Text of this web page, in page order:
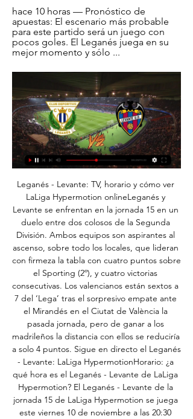
hace 10 horas — Pronóstico de
apuestas: El escenario más probable
para este partido será un juego con
pocos goles. El Leganés juega en su
mejor momento y sólo ...
Leganés - Levante: TV, horario y cómo ver
LaLiga Hypermotion onlineLeganés y
Levante se enfrentan en la jornada 15 en un
duelo entre dos colosos de la Segunda
División. Ambos equipos son aspirantes al
ascenso, sobre todo los locales, que lideran
con firmeza la tabla con cuatro puntos sobre
el Sporting (2º), y cuatro victorias
consecutivas. Los valencianos están sextos a
7 del ‘Lega’ tras el sorpresivo empate ante
el Mirandés en el Ciutat de València la
pasada jornada, pero de ganar a los
madrileños la distancia con ellos se reduciría
a solo 4 puntos. Sigue en directo el Leganés
- Levante: LaLiga HypermotionHorario: ¿a
qué hora es el Leganés - Levante de LaLiga
Hypermotion? El Leganés - Levante de la
jornada 15 de LaLiga Hypermotion se juega
este viernes 10 de noviembre a las 20:30